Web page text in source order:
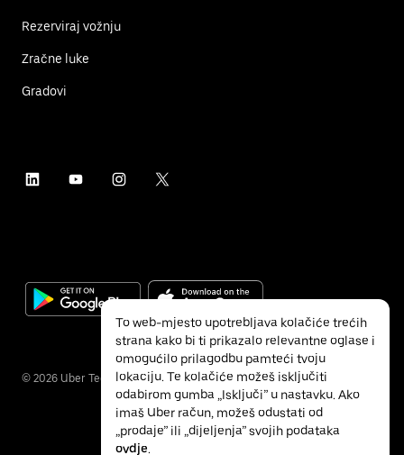
Rezerviraj vožnju
Zračne luke
Gradovi
© 2026 Uber Technologies Inc.
To web-mjesto upotrebljava kolačiće trećih
strana kako bi ti prikazalo relevantne oglase i
omogućilo prilagodbu pamteći tvoju
lokaciju. Te kolačiće možeš isključiti
odabirom gumba „Isključi” u nastavku. Ako
imaš Uber račun, možeš odustati od
„prodaje” ili „dijeljenja” svojih podataka
ovdje.